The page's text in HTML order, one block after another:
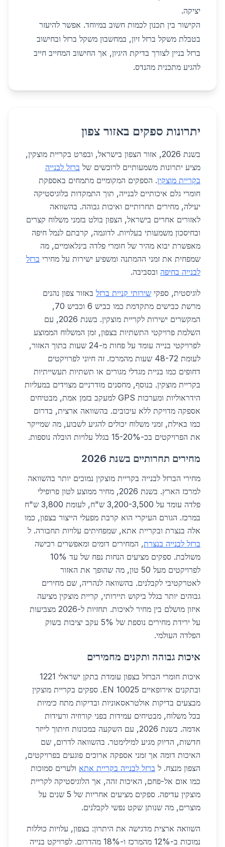
יציקה.
הקישור בין תכנון לכמות חשוב במיוחד. אפשר להיעזר
בטבלת משקל ברזל זיון, במחשבון משקל ברזל ובחישוב
ברזל בניין לצורך בדיקת היגיון, אך החישוב המחייב חייב
להגיע מתכנית מהנדס.
יתרונות ספקים באזור צפון
בשנת 2026, אזור הצפון בישראל, ובפרט בקריית מוצקין,
מציע יתרונות משמעותיים לרוכשים של ברזל לבנייה
בקריית מוצקין. הספקים המקומיים מתמחים באספקת
חומרי גלם איכותיים לבנייה, תוך התמקדות בלוגיסטיקה
יעילה, מחירים תחרותיים ואיכות גבוהה. בהשוואה
לאזורים אחרים בישראל, הצפון בולט בזמני משלוח קצרים
ובחיסכון משמעותי בעלויות. לדוגמה, קרבתם לנמל חיפה
מאפשרת יבוא מהיר של חומרי פלדה בינלאומיים, מה
שמפחית את זמני ההמתנה ומשפיע ישירות על מחירי ברזל
לבנייה בחיפה ובסביבה.
לוגיסטית, ספקי שירותי קניית ברזל באזור צפון נהנים
מרשת כבישים מתקדמת כמו כביש 6 וכביש 70,
המקשרים ישירות לקריית מוצקין. בשנת 2026, עם
השלמת פרויקטי התשתיות בצפון, זמן המשלוח הממוצע
לפרויקטי בנייה עומד על פחות מ-24 שעות בתוך האזור,
לעומת 48-72 שעות מהמרכז. זה חיוני לפרויקטים
דחופים כמו בניית מגדלי מגורים או תשתיות תעשייתיות
בקריית מוצקין. בנוסף, מחסנים מודרניים מצוידים במעליות
הידראוליות ומערכות GPS למעקב בזמן אמת, מבטיחים
אספקה מדויקת ללא עיכובים. בהשוואה ארצית, בדרום
כמו באילת, זמני משלוח יכולים להגיע לשבוע, מה שמייקר
את הפרויקטים בכ-15-20% בגלל עלויות הובלה נוספות.
מחירים תחרותיים בשנת 2026
מחירי הברזל לבנייה בקריית מוצקין נמוכים יותר בהשוואה
למרכז הארץ. בשנת 2026, מחיר ממוצע לטון פרופילי
פלדה עומד על 3,200-3,500 ש"ח, לעומת 3,800 ש"ח
במרכז. הגורם העיקרי הוא קרבת מפעלי הייצור בצפון, כמו
אלה בנצרת ובקריית אתא, שמפחיתים עלויות תחבורה. ל
ברזל לבנייה בנצרת, המחירים דומים ומאפשרים רכישה
משולבת. ספקים מציעים הנחות נפח של עד 10%
לפרויקטים מעל 50 טון, מה שהופך את האזור
לאטרקטיבי לקבלנים. בהשוואה לנהריה, שם מחירים
גבוהים יותר בגלל ביקוש תיירותי, קריית מוצקין מציעה
איזון מושלם בין מחיר לאיכות. תחזיות ל-2026 מצביעות
על ירידת מחירים נוספת של 5% עקב יציבות בשוק
הפלדה העולמי.
איכות גבוהה ותקנים מחמירים
איכות חומרי הברזל בצפון עומדת בתקן ישראלי 1221
ובתקנים אירופאיים EN 10025. ספקים בקריית מוצקין
מבצעים בדיקות אולטראסאוניות ובדיקות מתח כימיות
בכל משלוח, מבטיחים עמידות בפני קורוזיה ורעידות
אדמה. בשנת 2026, עם השקעה במכונות חיתוך לייזר
חדשות, הדיוק מגיע למילימטר. בהשוואה לדרום, שם
האיכות דומה אך זמני אספקה ארוכים פוגעים בפרויקטים,
הצפון מנצח. ל ברזל לבנייה בקריית אתא ולערים סמוכות
כמו אום אל-פחם, האיכות זהה, אך הלוגיסטיקה לקריית
מוצקין עדיפה. ספקים מציעים אחריות של 5 שנים על
מוצרים, מה שנותן שקט נפשי לקבלנים.
השוואה ארצית מדגישה את היתרון: בצפון, עלויות כוללות
נמוכות ב-12% מהמרכז ו-18% מהדרום. לפרויקט בנייה